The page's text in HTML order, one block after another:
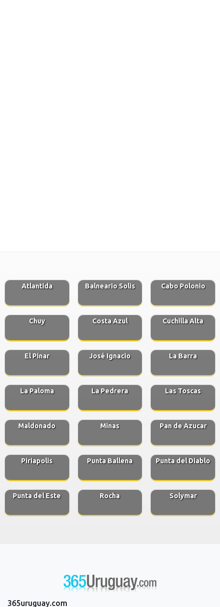
Atlantida Balneario Solis Cabo Polonio
Chuy Costa Azul Cuchilla Alta
El Pinar José Ignacio La Barra
La Paloma La Pedrera Las Toscas
Maldonado Minas Pan de Azucar
Piriapolis Punta Ballena Punta del Diablo
Punta del Este Rocha Solymar
365uruguay.com